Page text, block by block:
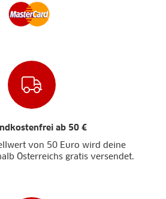
ab 50 €
von 50 Euro wird deine
Österreichs gratis versendet.